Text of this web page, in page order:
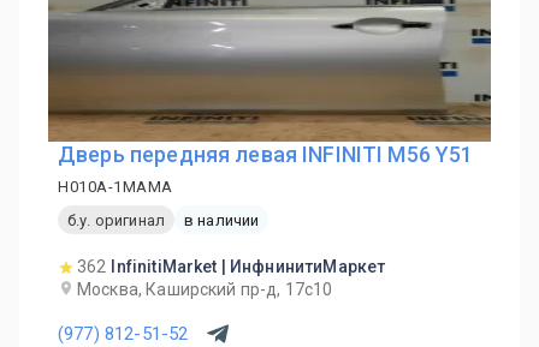
Дверь передняя левая INFINITI M56 Y51
H010A-1MAMA
б.у. оригинал
в наличии
362
InfinitiMarket | ИнфнинитиМаркет
Москва, Каширский пр-д, 17с10
(977) 812-51-52